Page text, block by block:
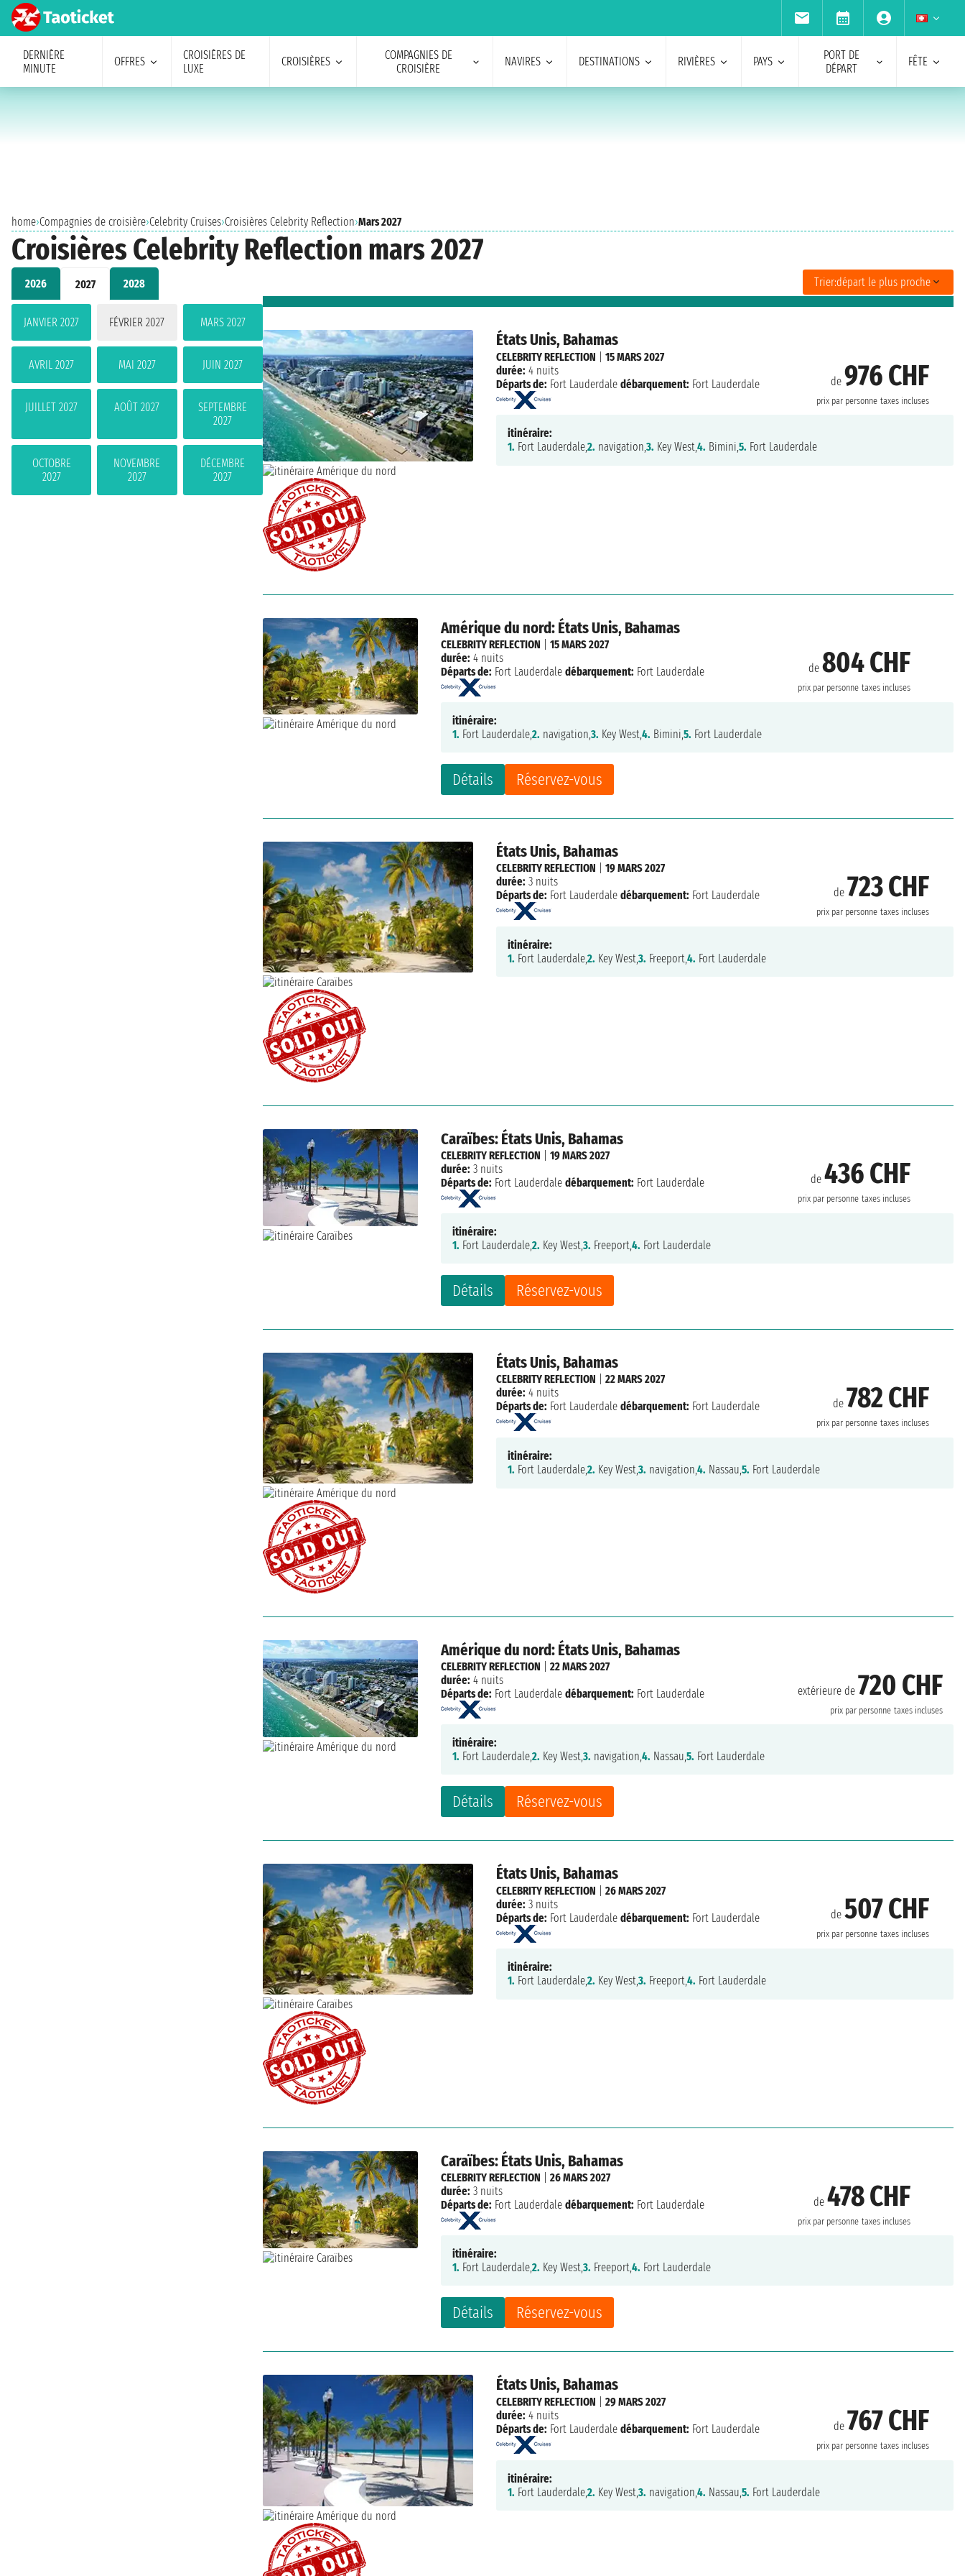
DERNIÈRE
MINUTE
OFFRES
CROISIÈRES DE
LUXE
CROISIÈRES
COMPAGNIES DE
CROISIÈRE
NAVIRES DESTINATIONS RIVIÈRES PAYS
PORT DE
DÉPART
FÊTE
home›Compagnies de croisière›Celebrity Cruises›Croisières Celebrity Reflection›Mars 2027
Croisières Celebrity Reflection mars 2027
2026 2027 2028
JANVIER 2027 FÉVRIER 2027 MARS 2027
AVRIL 2027 MAI 2027 JUIN 2027
JUILLET 2027 AOÛT 2027
SEPTEMBRE
2027
OCTOBRE
2027
NOVEMBRE
2027
DÉCEMBRE
2027
Trier:départ le plus proche
États Unis, Bahamas
de 976 CHF
prix par personne taxes incluses
CELEBRITY REFLECTION
15 MARS 2027
durée: 4 nuits
Départs de: Fort Lauderdale débarquement: Fort Lauderdale
itinéraire:
1. Fort Lauderdale,2. navigation,3. Key West,4. Bimini,5. Fort Lauderdale
Amérique du nord: États Unis, Bahamas
de804 CHF
prix par personne taxes incluses
Détails Réservez-vous
CELEBRITY REFLECTION |15 MARS 2027
durée: 4 nuits
Départs de: Fort Lauderdale débarquement: Fort Lauderdale
itinéraire:
1. Fort Lauderdale,2. navigation,3. Key West,4. Bimini,5. Fort Lauderdale
États Unis, Bahamas
de 723 CHF
prix par personne taxes incluses
CELEBRITY REFLECTION
19 MARS 2027
durée: 3 nuits
Départs de: Fort Lauderdale débarquement: Fort Lauderdale
itinéraire:
1. Fort Lauderdale,2. Key West, 3. Freeport, 4. Fort Lauderdale
Caraïbes: États Unis, Bahamas
de436 CHF
prix par personne taxes incluses
Détails Réservez-vous
CELEBRITY REFLECTION |19 MARS 2027
durée: 3 nuits
Départs de: Fort Lauderdale débarquement: Fort Lauderdale
itinéraire:
1. Fort Lauderdale,2. Key West,3. Freeport,4. Fort Lauderdale
États Unis, Bahamas
de 782 CHF
prix par personne taxes incluses
CELEBRITY REFLECTION
22 MARS 2027
durée: 4 nuits
Départs de: Fort Lauderdale débarquement: Fort Lauderdale
itinéraire:
1. Fort Lauderdale,2. Key West,3. navigation,4. Nassau,5. Fort Lauderdale
Amérique du nord: États Unis, Bahamas
extérieure de 720 CHF
prix par personne taxes incluses
Détails Réservez-vous
CELEBRITY REFLECTION |22 MARS 2027
durée: 4 nuits
Départs de: Fort Lauderdale débarquement: Fort Lauderdale
itinéraire:
1. Fort Lauderdale,2. Key West,3. navigation,4. Nassau,5. Fort Lauderdale
États Unis, Bahamas
de 507 CHF
prix par personne taxes incluses
CELEBRITY REFLECTION
26 MARS 2027
durée: 3 nuits
Départs de: Fort Lauderdale débarquement: Fort Lauderdale
itinéraire:
1. Fort Lauderdale,2. Key West,3. Freeport,4. Fort Lauderdale
Caraïbes: États Unis, Bahamas
de478 CHF
prix par personne taxes incluses
Détails Réservez-vous
CELEBRITY REFLECTION |26 MARS 2027
durée: 3 nuits
Départs de: Fort Lauderdale débarquement: Fort Lauderdale
itinéraire:
1. Fort Lauderdale,2. Key West,3. Freeport,4. Fort Lauderdale
États Unis, Bahamas
de 767 CHF
prix par personne taxes incluses
CELEBRITY REFLECTION
29 MARS 2027
durée: 4 nuits
Départs de: Fort Lauderdale débarquement: Fort Lauderdale
itinéraire:
1. Fort Lauderdale,2. Key West, 3. navigation, 4. Nassau, 5. Fort Lauderdale